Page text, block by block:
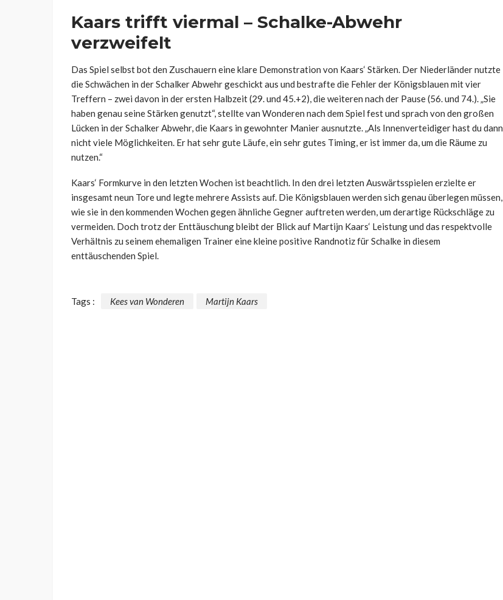
Kaars trifft viermal – Schalke-Abwehr
verzweifelt
Das Spiel selbst bot den Zuschauern eine klare Demonstration von Kaars‘ Stärken. Der Niederländer nutzte
die Schwächen in der Schalker Abwehr geschickt aus und bestrafte die Fehler der Königsblauen mit vier
Treffern – zwei davon in der ersten Halbzeit (29. und 45.+2), die weiteren nach der Pause (56. und 74.). „Sie
haben genau seine Stärken genutzt“, stellte van Wonderen nach dem Spiel fest und sprach von den großen
Lücken in der Schalker Abwehr, die Kaars in gewohnter Manier ausnutzte. „Als Innenverteidiger hast du dann
nicht viele Möglichkeiten. Er hat sehr gute Läufe, ein sehr gutes Timing, er ist immer da, um die Räume zu
nutzen.“
Kaars‘ Formkurve in den letzten Wochen ist beachtlich. In den drei letzten Auswärtsspielen erzielte er
insgesamt neun Tore und legte mehrere Assists auf. Die Königsblauen werden sich genau überlegen müssen,
wie sie in den kommenden Wochen gegen ähnliche Gegner auftreten werden, um derartige Rückschläge zu
vermeiden. Doch trotz der Enttäuschung bleibt der Blick auf Martijn Kaars‘ Leistung und das respektvolle
Verhältnis zu seinem ehemaligen Trainer eine kleine positive Randnotiz für Schalke in diesem
enttäuschenden Spiel.
Tags : Kees van Wonderen Martijn Kaars